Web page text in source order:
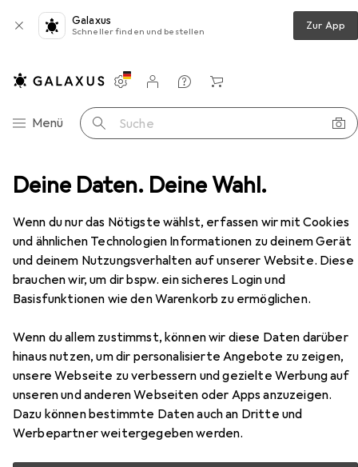
Deine Daten. Deine Wahl.
Wenn du nur das Nötigste wählst, erfassen wir mit Cookies
und ähnlichen Technologien Informationen zu deinem Gerät
und deinem Nutzungsverhalten auf unserer Website. Diese
brauchen wir, um dir bspw. ein sicheres Login und
Basisfunktionen wie den Warenkorb zu ermöglichen.
Wenn du allem zustimmst, können wir diese Daten darüber
hinaus nutzen, um dir personalisierte Angebote zu zeigen,
unsere Webseite zu verbessern und gezielte Werbung auf
unseren und anderen Webseiten oder Apps anzuzeigen.
Dazu können bestimmte Daten auch an Dritte und
Werbepartner weitergegeben werden.
Galaxus
Schneller finden und bestellen Zur App
Navigation nach Kategorien
Menü Suche
Einstellungen
Kundenkonto
Vergleichslisten
Merklisten
Warenkorb
Schlafzimmer Schminktisch vidaXL Lawonon
EUR
109,30
vidaXL Lawonon
80 x 41 x 144.50 cm
Zubehör für vidaXL Lawonon